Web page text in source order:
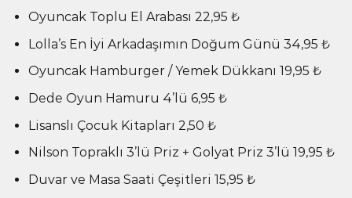
Oyuncak Toplu El Arabası 22,95 ₺
Lolla’s En İyi Arkadaşımın Doğum Günü 34,95 ₺
Oyuncak Hamburger / Yemek Dükkanı 19,95 ₺
Dede Oyun Hamuru 4’lü 6,95 ₺
Lisanslı Çocuk Kitapları 2,50 ₺
Nilson Topraklı 3’lü Priz + Golyat Priz 3’lü 19,95 ₺
Duvar ve Masa Saati Çeşitleri 15,95 ₺